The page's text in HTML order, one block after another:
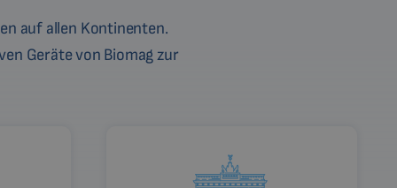
auf allen Kontinenten.
Geräte von Biomag zur